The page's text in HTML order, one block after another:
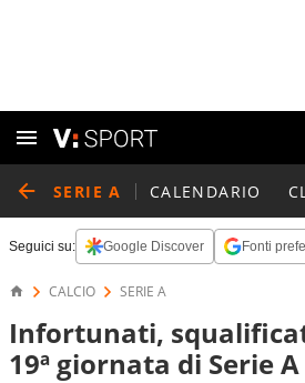
SERIE A CALENDARIO
Seguici su: Google Discover Fonti
CALCIO SERIE A
Infortunati,
19ª giornata di Serie A